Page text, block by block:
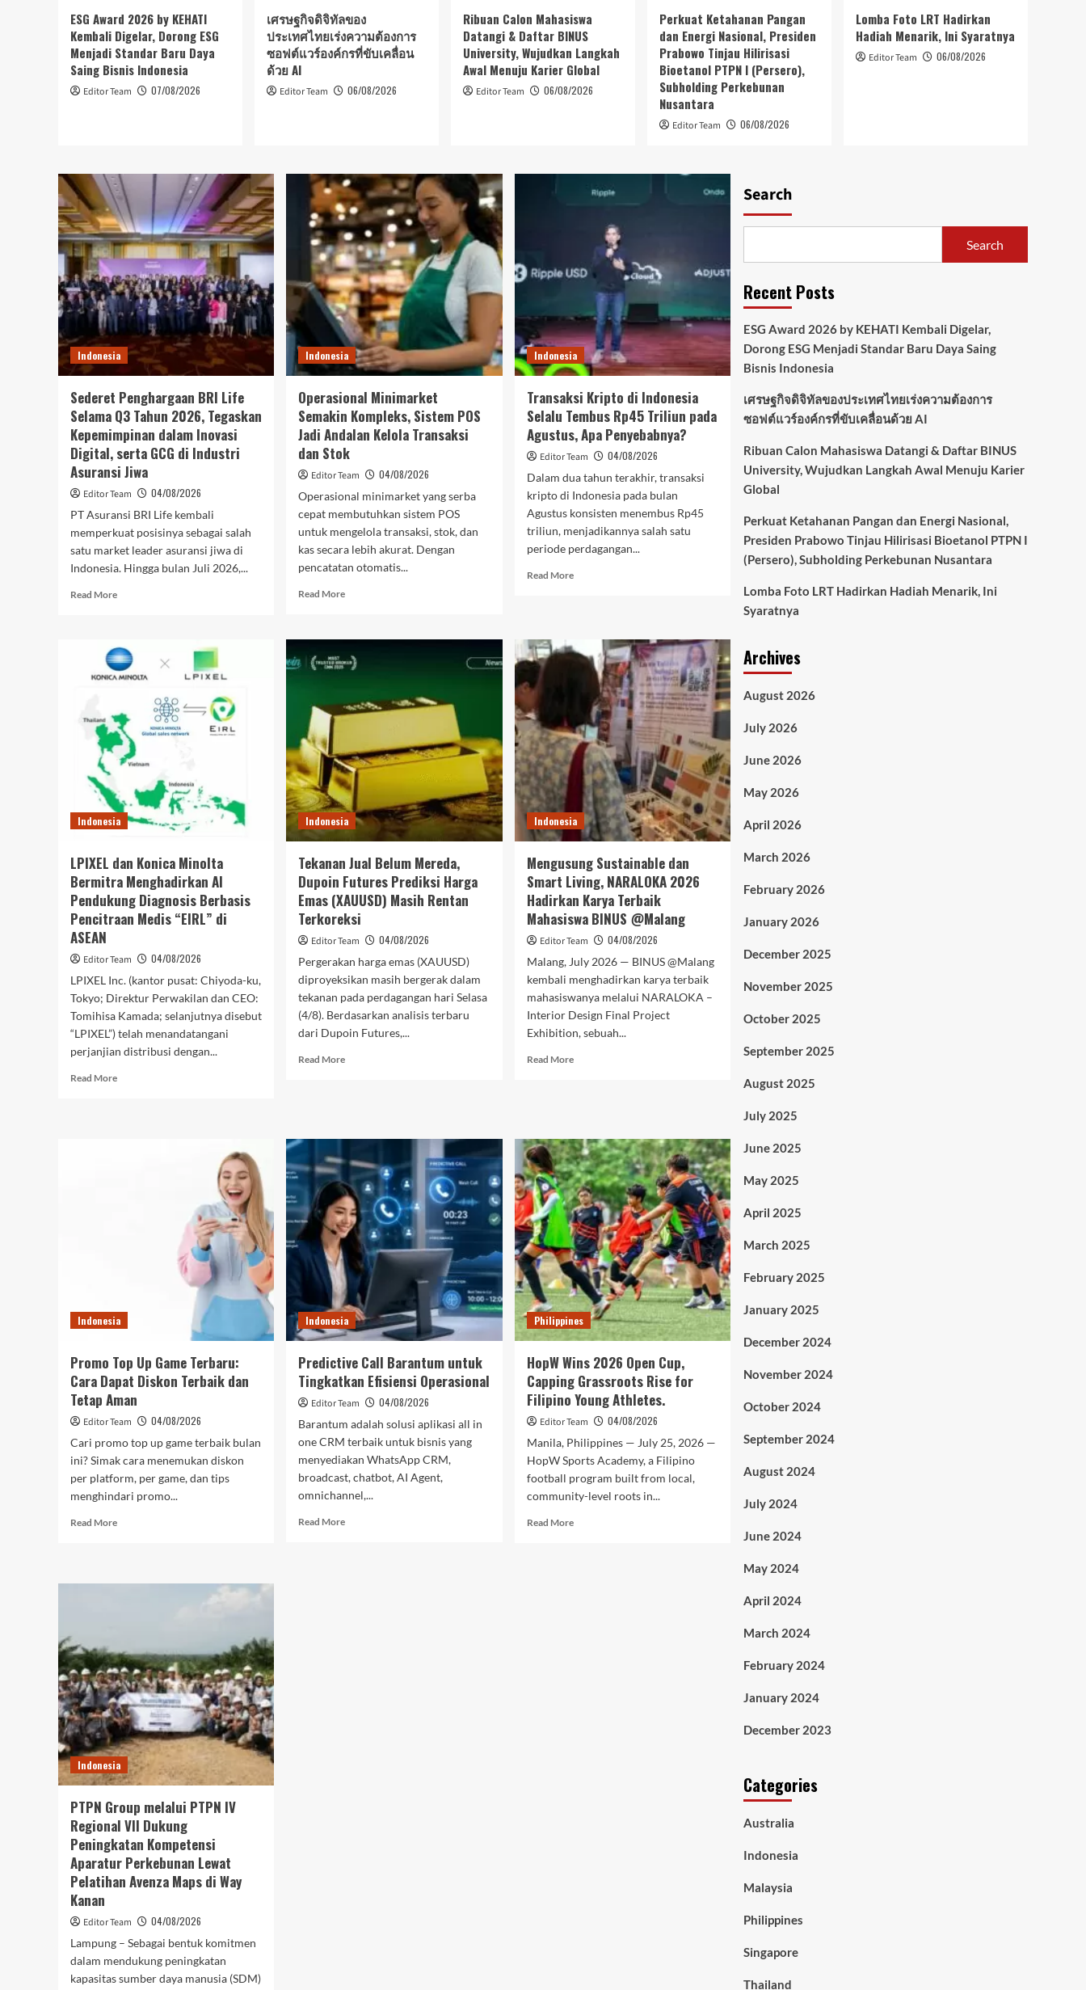
Bisnis Indonesia
Thailand
Karier Global
4
Bioetanol PTPN I
(Persero), Subholding
5
Indonesia
Lomba Foto LRT Hadirkan
Syaratnya
ESG Award 2026 by KEHATI
Kembali Digelar, Dorong ESG
Menjadi Standar Baru Daya
Saing Bisnis Indonesia
Editor Team 07/08/2026
เศรษฐกิจดิจิทัลของ
ประเทศไทยเร่งความต้องการ
ซอฟต์แวร์องค์กรที่ขับเคลื่อน
ด้วย AI
Editor Team 06/08/2026
Ribuan Calon Mahasiswa
Datangi & Daftar BINUS
University, Wujudkan Langkah
Awal Menuju Karier Global
Editor Team 06/08/2026
Perkuat Ketahanan Pangan
dan Energi Nasional, Presiden
Prabowo Tinjau Hilirisasi
Bioetanol PTPN I (Persero),
Subholding Perkebunan
Nusantara
Editor Team 06/08/2026
Lomba Foto LRT Hadirkan
Hadiah Menarik, Ini Syaratnya
Editor Team 06/08/2026
Indonesia
Sederet Penghargaan BRI Life
Selama Q3 Tahun 2026, Tegaskan
Kepemimpinan dalam Inovasi
Digital, serta GCG di Industri
Asuransi Jiwa
Editor Team
04/08/2026
PT Asuransi BRI Life kembali
memperkuat posisinya sebagai salah
satu market leader asuransi jiwa di
Indonesia. Hingga bulan Juli 2026,...
Read MoreRead
Penghargaan
BRI
Life
Q3
Tahun
2026,
Tegaskan
Kepemimpinan
dalam
Inovasi
Digital,
di
Industri
Asuransi
Jiwa
Indonesia
Operasional Minimarket
Semakin Kompleks, Sistem POS
Jadi Andalan Kelola Transaksi
dan Stok
Editor Team
04/08/2026
Operasional minimarket yang serba
cepat membutuhkan sistem POS
untuk mengelola transaksi, stok, dan
kas secara lebih akurat. Dengan
pencatatan otomatis...
Read MoreRead
Operasional
Minimarket
Semakin
Sistem
POS
Andalan
Kelola
Transaksi
dan
Stok
Indonesia
Transaksi Kripto di Indonesia
Selalu Tembus Rp45 Triliun pada
Agustus, Apa Penyebabnya?
Editor Team
04/08/2026
Dalam dua tahun terakhir, transaksi
kripto di Indonesia pada bulan
Agustus konsisten menembus Rp45
triliun, menjadikannya salah satu
periode perdagangan...
Read MoreRead
di
Indonesia
Selalu
Tembus
Rp45
Triliun
pada
Agustus,
Apa
Penyebabnya?
Indonesia
LPIXEL dan Konica Minolta
Bermitra Menghadirkan AI
Pendukung Diagnosis Berbasis
Pencitraan Medis “EIRL” di
ASEAN
Editor Team
04/08/2026
LPIXEL Inc. (kantor pusat: Chiyoda-ku,
Tokyo; Direktur Perwakilan dan CEO:
Tomihisa Kamada; selanjutnya disebut
“LPIXEL”) telah menandatangani
perjanjian distribusi dengan...
Read MoreRead
di
Indonesia
Tekanan Jual Belum Mereda,
Dupoin Futures Prediksi Harga
Emas (XAUUSD) Masih Rentan
Terkoreksi
Editor Team
04/08/2026
Pergerakan harga emas (XAUUSD)
diproyeksikan masih bergerak dalam
tekanan pada perdagangan hari Selasa
(4/8). Berdasarkan analisis terbaru
dari Dupoin Futures,...
Read MoreRead
Dupoin
Futures
Prediksi
Harga
Emas
(XAUUSD)
Masih
Rentan
Terkoreksi
Indonesia
Mengusung Sustainable dan
Smart Living, NARALOKA 2026
Hadirkan Karya Terbaik
Mahasiswa BINUS @Malang
Editor Team
04/08/2026
Malang, July 2026 — BINUS @Malang
kembali menghadirkan karya terbaik
mahasiswanya melalui NARALOKA –
Interior Design Final Project
Exhibition, sebuah...
Read MoreRead
Smart
Living,
NARALOKA
2026
Hadirkan
Karya
Terbaik
Mahasiswa
BINUS
@Malang
Indonesia
Promo Top Up Game Terbaru:
Cara Dapat Diskon Terbaik dan
Tetap Aman
Editor Team
04/08/2026
Cari promo top up game terbaik bulan
ini? Simak cara menemukan diskon
per platform, per game, dan tips
menghindari promo...
Read MoreRead
Top
Dapat
Diskon
Terbaik
dan
Tetap
Aman
Indonesia
Predictive Call Barantum untuk
Tingkatkan Efisiensi Operasional
Editor Team
04/08/2026
Barantum adalah solusi aplikasi all in
one CRM terbaik untuk bisnis yang
menyediakan WhatsApp CRM,
broadcast, chatbot, AI Agent,
omnichannel,...
Read MoreRead
Philippines
HopW Wins 2026 Open Cup,
Capping Grassroots Rise for
Filipino Young Athletes.
Editor Team
04/08/2026
Manila, Philippines — July 25, 2026 —
HopW Sports Academy, a Filipino
football program built from local,
community-level roots in...
Read MoreRead
Indonesia
PTPN Group melalui PTPN IV
Regional VII Dukung
Peningkatan Kompetensi
Aparatur Perkebunan Lewat
Pelatihan Avenza Maps di Way
Kanan
Editor Team
04/08/2026
Lampung – Sebagai bentuk komitmen
dalam mendukung peningkatan
kapasitas sumber daya manusia (SDM)
Search
Search
Recent Posts
ESG Award 2026 by KEHATI Kembali Digelar,
Dorong ESG Menjadi Standar Baru Daya Saing
Bisnis Indonesia
เศรษฐกิจดิจิทัลของประเทศไทยเร่งความต้องการ
ซอฟต์แวร์องค์กรที่ขับเคลื่อนด้วย AI
Ribuan Calon Mahasiswa Datangi & Daftar BINUS
University, Wujudkan Langkah Awal Menuju Karier
Global
Perkuat Ketahanan Pangan dan Energi Nasional,
Presiden Prabowo Tinjau Hilirisasi Bioetanol PTPN I
(Persero), Subholding Perkebunan Nusantara
Lomba Foto LRT Hadirkan Hadiah Menarik, Ini
Syaratnya
Archives
August 2026
July 2026
June 2026
May 2026
April 2026
March 2026
February 2026
January 2026
December 2025
November 2025
October 2025
September 2025
August 2025
July 2025
June 2025
May 2025
April 2025
March 2025
February 2025
January 2025
December 2024
November 2024
October 2024
September 2024
August 2024
July 2024
June 2024
May 2024
April 2024
March 2024
February 2024
January 2024
December 2023
Categories
Australia
Indonesia
Malaysia
Philippines
Singapore
Thailand